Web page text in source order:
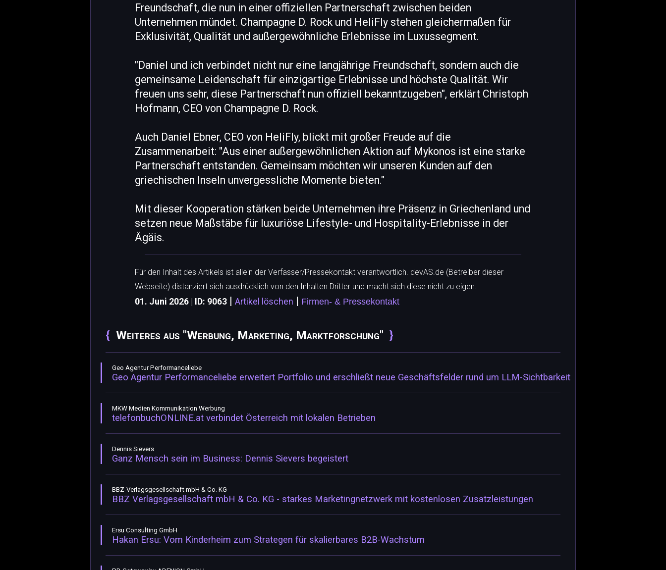
Freundschaft, die nun in einer offiziellen Partnerschaft zwischen beiden
Unternehmen mündet. Champagne D. Rock und HeliFly stehen gleichermaßen für
Exklusivität, Qualität und außergewöhnliche Erlebnisse im Luxussegment.
"Daniel und ich verbindet nicht nur eine langjährige Freundschaft, sondern auch die
gemeinsame Leidenschaft für einzigartige Erlebnisse und höchste Qualität. Wir
freuen uns sehr, diese Partnerschaft nun offiziell bekanntzugeben", erklärt Christoph
Hofmann, CEO von Champagne D. Rock.
Auch Daniel Ebner, CEO von HeliFly, blickt mit großer Freude auf die
Zusammenarbeit: "Aus einer außergewöhnlichen Aktion auf Mykonos ist eine starke
Partnerschaft entstanden. Gemeinsam möchten wir unseren Kunden auf den
griechischen Inseln unvergessliche Momente bieten."
Mit dieser Kooperation stärken beide Unternehmen ihre Präsenz in Griechenland und
setzen neue Maßstäbe für luxuriöse Lifestyle- und Hospitality-Erlebnisse in der
Ägäis.
Für den Inhalt des Artikels ist allein der Verfasser/Pressekontakt verantwortlich. devAS.de (Betreiber dieser
Webseite) distanziert sich ausdrücklich von den Inhalten Dritter und macht sich diese nicht zu eigen.
01. Juni 2026 | ID: 9063 | Artikel löschen | Firmen- & Pressekontakt
Weiteres aus "Werbung, Marketing, Marktforschung"
Geo Agentur Performanceliebe
Geo Agentur Performanceliebe erweitert Portfolio und erschließt neue Geschäftsfelder rund um LLM-Sichtbarkeit
MKW Medien Kommunikation Werbung
telefonbuchONLINE.at verbindet Österreich mit lokalen Betrieben
Dennis Sievers
Ganz Mensch sein im Business: Dennis Sievers begeistert
BBZ-Verlagsgesellschaft mbH & Co. KG
BBZ Verlagsgesellschaft mbH & Co. KG - starkes Marketingnetzwerk mit kostenlosen Zusatzleistungen
Ersu Consulting GmbH
Hakan Ersu: Vom Kinderheim zum Strategen für skalierbares B2B-Wachstum